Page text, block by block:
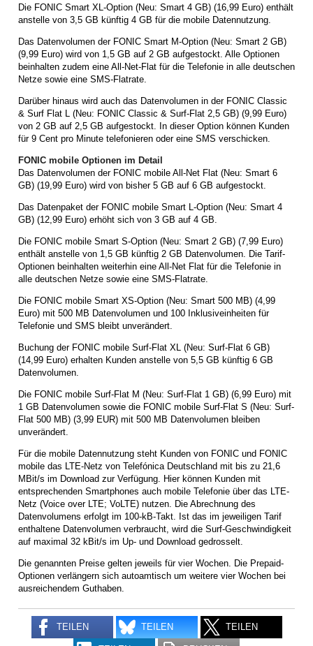
Die FONIC Smart XL-Option (Neu: Smart 4 GB) (16,99 Euro) enthält
anstelle von 3,5 GB künftig 4 GB für die mobile Datennutzung.
Das Datenvolumen der FONIC Smart M-Option (Neu: Smart 2 GB)
(9,99 Euro) wird von 1,5 GB auf 2 GB aufgestockt. Alle Optionen
beinhalten zudem eine All-Net-Flat für die Telefonie in alle deutschen
Netze sowie eine SMS-Flatrate.
Darüber hinaus wird auch das Datenvolumen in der FONIC Classic
& Surf Flat L (Neu: FONIC Classic & Surf-Flat 2,5 GB) (9,99 Euro)
von 2 GB auf 2,5 GB aufgestockt. In dieser Option können Kunden
für 9 Cent pro Minute telefonieren oder eine SMS verschicken.
FONIC mobile Optionen im Detail
Das Datenvolumen der FONIC mobile All-Net Flat (Neu: Smart 6
GB) (19,99 Euro) wird von bisher 5 GB auf 6 GB aufgestockt.
Das Datenpaket der FONIC mobile Smart L-Option (Neu: Smart 4
GB) (12,99 Euro) erhöht sich von 3 GB auf 4 GB.
Die FONIC mobile Smart S-Option (Neu: Smart 2 GB) (7,99 Euro)
enthält anstelle von 1,5 GB künftig 2 GB Datenvolumen. Die Tarif-
Optionen beinhalten weiterhin eine All-Net Flat für die Telefonie in
alle deutschen Netze sowie eine SMS-Flatrate.
Die FONIC mobile Smart XS-Option (Neu: Smart 500 MB) (4,99
Euro) mit 500 MB Datenvolumen und 100 Inklusiveinheiten für
Telefonie und SMS bleibt unverändert.
Buchung der FONIC mobile Surf-Flat XL (Neu: Surf-Flat 6 GB)
(14,99 Euro) erhalten Kunden anstelle von 5,5 GB künftig 6 GB
Datenvolumen.
Die FONIC mobile Surf-Flat M (Neu: Surf-Flat 1 GB) (6,99 Euro) mit
1 GB Datenvolumen sowie die FONIC mobile Surf-Flat S (Neu: Surf-
Flat 500 MB) (3,99 EUR) mit 500 MB Datenvolumen bleiben
unverändert.
Für die mobile Datennutzung steht Kunden von FONIC und FONIC
mobile das LTE-Netz von Telefónica Deutschland mit bis zu 21,6
MBit/s im Download zur Verfügung. Hier können Kunden mit
entsprechenden Smartphones auch mobile Telefonie über das LTE-
Netz (Voice over LTE; VoLTE) nutzen. Die Abrechnung des
Datenvolumens erfolgt im 100-kB-Takt. Ist das im jeweiligen Tarif
enthaltene Datenvolumen verbraucht, wird die Surf-Geschwindigkeit
auf maximal 32 kBit/s im Up- und Download gedrosselt.
Die genannten Preise gelten jeweils für vier Wochen. Die Prepaid-
Optionen verlängern sich autoamtisch um weitere vier Wochen bei
ausreichendem Guthaben.
TEILEN TEILEN TEILEN